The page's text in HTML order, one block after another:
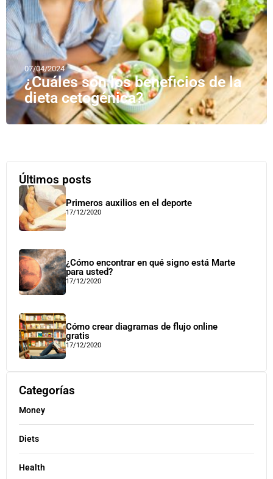
07/04/2024
¿Cuáles son los beneficios de la
dieta cetogénica?
Últimos posts
Primeros auxilios en el deporte
17/12/2020
¿Cómo encontrar en qué signo está Marte
para usted?
17/12/2020
Cómo crear diagramas de flujo online
gratis
17/12/2020
Categorías
Money
Diets
Health